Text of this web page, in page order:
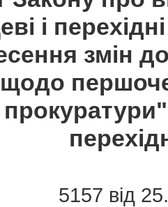
і
змін
щодо
5157 від